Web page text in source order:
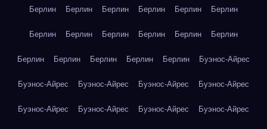
Берлин Берлин Берлин Берлин Берлин Берлин
Берлин Берлин Берлин Берлин Берлин Берлин
Берлин Берлин Берлин Берлин Берлин Буэнос-Айрес
Буэнос-Айрес Буэнос-Айрес Буэнос-Айрес Буэнос-Айрес
Буэнос-Айрес Буэнос-Айрес Буэнос-Айрес Буэнос-Айрес